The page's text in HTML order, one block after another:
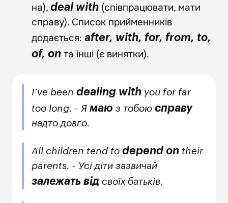
на),deal with (співпрацювати, мати
справу). Список прийменників
додається:after, with, for, from, to,
of, onта інші (є винятки).
I’ve beendealing with you for far
too long. - Ямаю з тобоюсправу
надто довго.
All children tend todepend on their
parents. - Усі діти зазвичай
залежать від своїх батьків.